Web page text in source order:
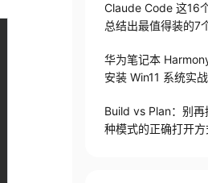
Claude Code 这16
总结出最值得装的7
华为笔记本
安装 Win11 系统实
Build vs Plan：别
种模式的正确打开方